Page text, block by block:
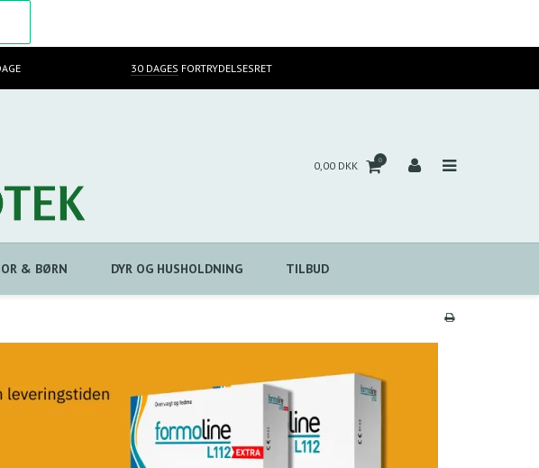
30 DAGES FORTRYDELSESRET
0,00 DKK 0
& BØRN DYR OG HUSHOLDNING TILBUD